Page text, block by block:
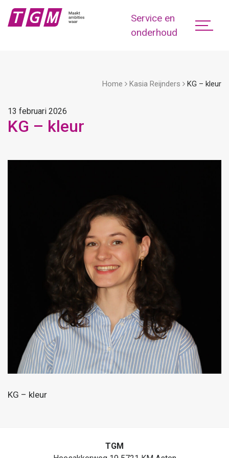
Service en
onderhoud
Home Kasia Reijnders KG – kleur
13 februari 2026
KG – kleur
KG – kleur
TGM